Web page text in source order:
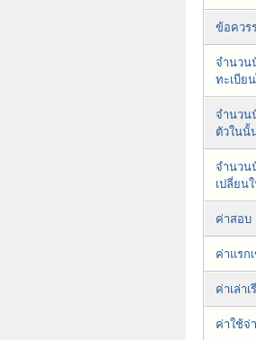
ข้อควร
จำนวน
ทะเบีย
จำนวน
ตัวในนั้
จำนวน
เปลี่ยน
ค่าสอบ
ค่าแรก
ค่าเล่า
ค่าใช้จ่